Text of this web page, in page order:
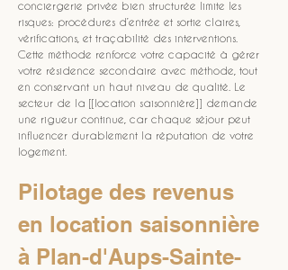
conciergerie privée bien structurée limite les
risques: procédures d’entrée et sortie claires,
vérifications, et traçabilité des interventions.
Cette méthode renforce votre capacité à gérer
votre résidence secondaire avec méthode, tout
en conservant un haut niveau de qualité. Le
secteur de la [[location saisonnière]] demande
une rigueur continue, car chaque séjour peut
influencer durablement la réputation de votre
logement.
Pilotage des revenus
en location saisonnière
à Plan-d'Aups-Sainte-